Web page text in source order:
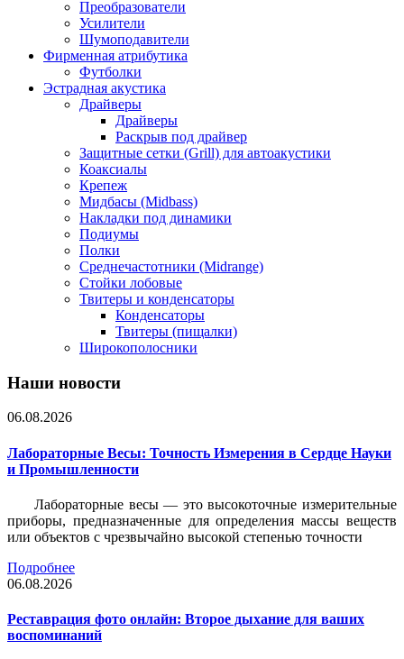
Преобразователи
Усилители
Шумоподавители
Фирменная атрибутика
Футболки
Эстрадная акустика
Драйверы
Драйверы
Раскрыв под драйвер
Защитные сетки (Grill) для автоакустики
Коаксиалы
Крепеж
Мидбасы (Midbass)
Накладки под динамики
Подиумы
Полки
Среднечастотники (Midrange)
Стойки лобовые
Твитеры и конденсаторы
Конденсаторы
Твитеры (пищалки)
Широкополосники
Наши новости
06.08.2026
Лабораторные Весы: Точность Измерения в Сердце Науки
и Промышленности
Лабораторные весы — это высокоточные измерительные
приборы, предназначенные для определения массы веществ
или объектов с чрезвычайно высокой степенью точности
Подробнее
06.08.2026
Реставрация фото онлайн: Второе дыхание для ваших
воспоминаний